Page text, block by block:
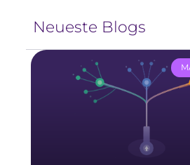
Neueste Blogs